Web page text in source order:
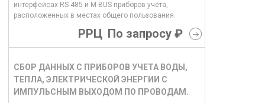
РРЦ По запросу ₽
интерфейсах RS-485 и M-BUS приборов учета,
расположенных в местах общего пользования.
СБОР ДАННЫХ С ПРИБОРОВ УЧЕТА ВОДЫ,
ТЕПЛА, ЭЛЕКТРИЧЕСКОЙ ЭНЕРГИИ С
ИМПУЛЬСНЫМ ВЫХОДОМ ПО ПРОВОДАМ.